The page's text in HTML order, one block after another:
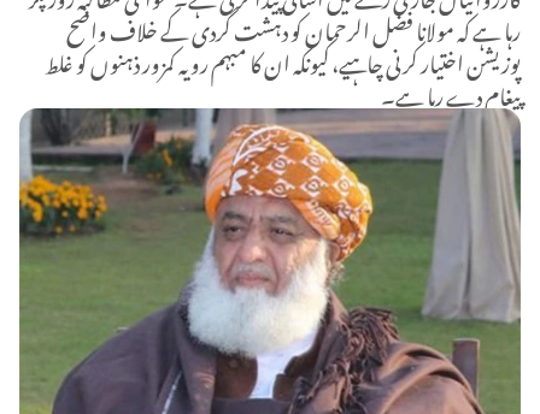
رہا ہے کہ مولانا فضل الرحمان کو دہشت گردی کے خلاف واضح
پوزیشن اختیار کرنی چاہیے، کیونکہ ان کا مبہم رویہ کمزور ذہنوں کو غلط
پیغام دے رہا ہے۔